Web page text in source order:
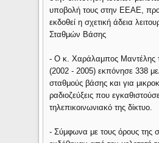
υποβολή τους στην ΕΕΑΕ,
εκδοθεί η σχετική άδεια
Σταθμών Βάσης
- Ο κ. Χαράλαμπος Μαντέλης
(2002 - 2005) εκπόνησε 338
σταθμούς βάσης και για
ραδιοζεύξεις που
τηλεπικοινωνιακό της δίκτυο.
- Σύμφωνα με τους όρους της